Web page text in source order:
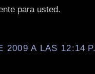
para usted.
2009 A LAS 12:14